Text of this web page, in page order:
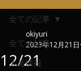
全ての記事
入荷情報
全ての記事
12/21
okiyuri
2023年12月21日